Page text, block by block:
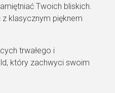
Twoich bliskich.
klasycznym pięknem
trwałego i
który zachwyci swoim